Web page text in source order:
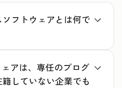
フトウェアとは何で
アは、専任のプログ
していない企業でも